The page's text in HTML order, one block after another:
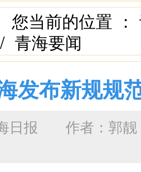
您当前的位置 ：
/ 青海要闻
发布新规规
日报 作者： 郭靓